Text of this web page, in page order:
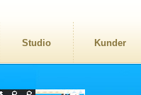
Studio Kunder